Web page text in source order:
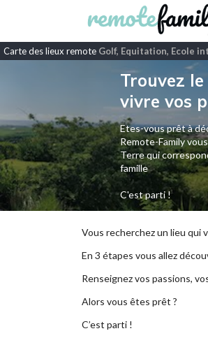
Carte des lieux remote Golf, Equitation, Ecole
Trouvez
vivre vos
Etes-vous prêt à
Remote-Family
Terre qui
famille
C'est parti !
Vous recherchez un lieu qui
En 3 étapes vous allez
Renseignez vos passions,
Alors vous êtes prêt ?
C’est parti !